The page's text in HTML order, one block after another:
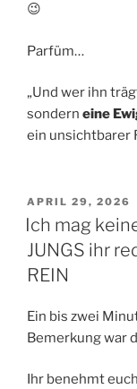
😉
Parfüm…
„Und wer ihn
sondern eine
ein unsichtbarer
VERÖFFENTLICHT
AM
APRIL 29, 2026
Ich mag
JUNGS ihr
REIN
Ein bis zwei
Bemerkung war
Ihr benehmt